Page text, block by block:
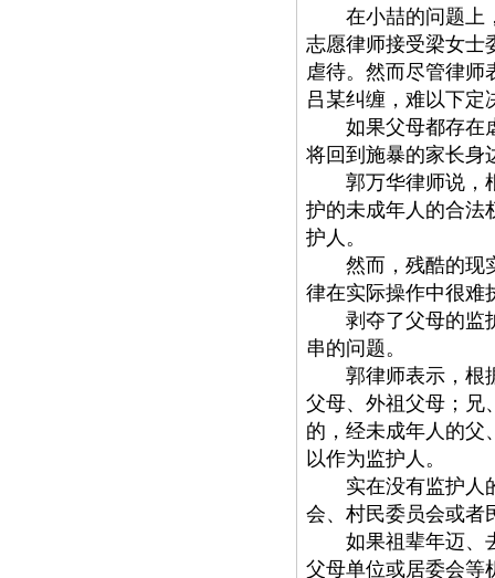
在小喆的问题上，
志愿律师接受梁女士
虐待。然而尽管律师
吕某纠缠，难以下定
如果父母都存在虐
将回到施暴的家长身
郭万华律师说，根
护的未成年人的合法
护人。
然而，残酷的现实
律在实际操作中很难
剥夺了父母的监护
串的问题。
郭律师表示，根据
父母、外祖父母；兄
的，经未成年人的父
以作为监护人。
实在没有监护人的
会、村民委员会或者
如果祖辈年迈、去
父母单位或居委会等